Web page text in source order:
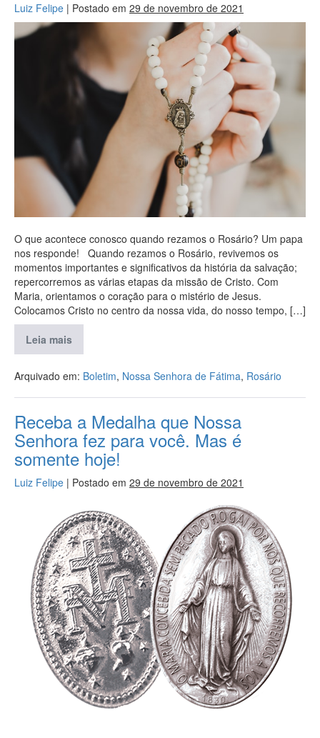
Luiz Felipe | Postado em 29 de novembro de 2021
O que acontece conosco quando rezamos o Rosário? Um papa
nos responde! Quando rezamos o Rosário, revivemos os
momentos importantes e significativos da história da salvação;
repercorremos as várias etapas da missão de Cristo. Com
Maria, orientamos o coração para o mistério de Jesus.
Colocamos Cristo no centro da nossa vida, do nosso tempo, […]
Leia mais
Arquivado em: Boletim, Nossa Senhora de Fátima, Rosário
Receba a Medalha que Nossa
Senhora fez para você. Mas é
somente hoje!
Luiz Felipe | Postado em 29 de novembro de 2021